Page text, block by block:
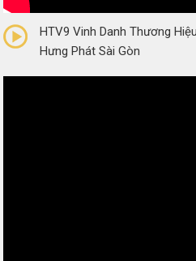
(0 Reviews)
HTV9 Vinh Danh Thương
Hưng Phát Sài Gòn